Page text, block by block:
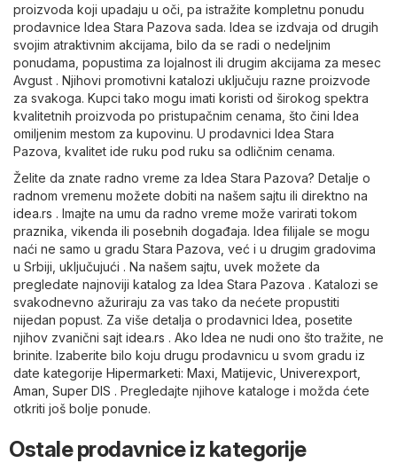
proizvoda koji upadaju u oči, pa istražite kompletnu ponudu
prodavnice Idea Stara Pazova sada. Idea se izdvaja od drugih
svojim atraktivnim akcijama, bilo da se radi o nedeljnim
ponudama, popustima za lojalnost ili drugim akcijama za mesec
Avgust . Njihovi promotivni katalozi uključuju razne proizvode
za svakoga. Kupci tako mogu imati koristi od širokog spektra
kvalitetnih proizvoda po pristupačnim cenama, što čini Idea
omiljenim mestom za kupovinu. U prodavnici Idea Stara
Pazova, kvalitet ide ruku pod ruku sa odličnim cenama.
Želite da znate radno vreme za Idea Stara Pazova? Detalje o
radnom vremenu možete dobiti na našem sajtu ili direktno na
idea.rs . Imajte na umu da radno vreme može varirati tokom
praznika, vikenda ili posebnih događaja. Idea filijale se mogu
naći ne samo u gradu Stara Pazova, već i u drugim gradovima
u Srbiji, uključujući . Na našem sajtu, uvek možete da
pregledate najnoviji katalog za Idea Stara Pazova . Katalozi se
svakodnevno ažuriraju za vas tako da nećete propustiti
nijedan popust. Za više detalja o prodavnici Idea, posetite
njihov zvanični sajt idea.rs . Ako Idea ne nudi ono što tražite, ne
brinite. Izaberite bilo koju drugu prodavnicu u svom gradu iz
date kategorije Hipermarketi: Maxi Matijevic Univerexport
Aman Super DIS . Pregledajte njihove kataloge i možda ćete
otkriti još bolje ponude.
Ostale prodavnice iz kategorije